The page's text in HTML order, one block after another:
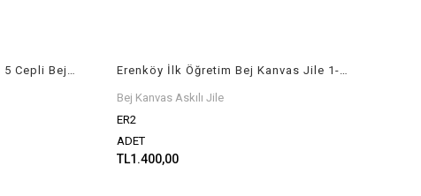
Erenköy İlk Öğretim Kanvas 5 Cepli Bej Pantalon 1-2-3-4 Sınıflar Erenköy İlk Öğretim Bej Kanvas Jile 1-2-3-4 Sınıflar
Bej Kanvas Askılı Jile
ER2
ADET
TL1.400,00